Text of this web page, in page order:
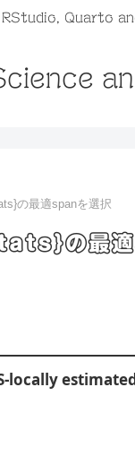
RStudio, Quarto
の最適spanを選択
の最
locally